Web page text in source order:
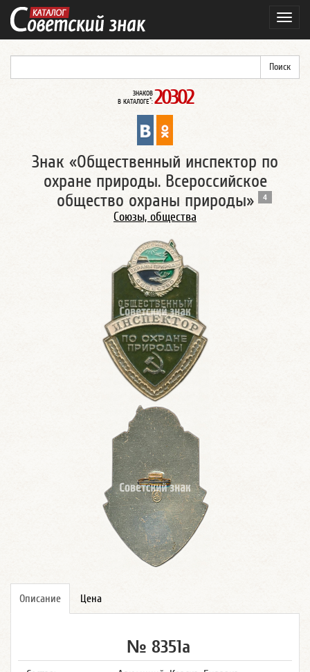
ЗНАКОВ
В КАТАЛОГЕ*: 20302
Знак «Общественный инспектор по
охране природы. Всероссийское
общество охраны природы»
4
Союзы, общества
Описание Цена
№ 8351а